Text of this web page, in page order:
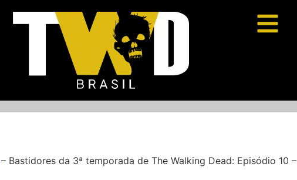
– Bastidores da 3ª temporada de The Walking Dead: Episódio 10 –